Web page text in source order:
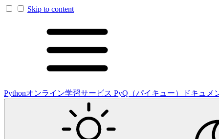
Skip to content
Pythonオンライン学習サービス PyQ（パイキュー）ドキュメ